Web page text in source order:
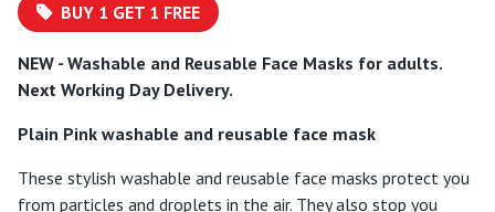
BUY 1 GET 1 FREE
NEW - Washable and Reusable Face Masks for adults.
Next Working Day Delivery.
Plain Pink washable and reusable face mask
These stylish washable and reusable face masks protect you
from particles and droplets in the air. They also stop you